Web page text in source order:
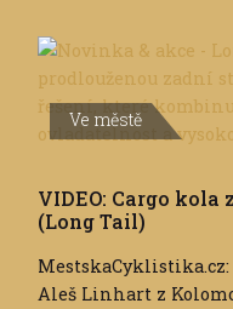
Ve městě
VIDEO: Cargo
(Long Tail)
Aleš Linhart z